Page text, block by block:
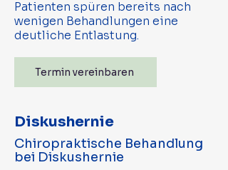
Patienten spüren bereits nach
wenigen Behandlungen eine
deutliche Entlastung.
Termin vereinbaren
Diskushernie
Chiropraktische Behandlung
bei Diskushernie